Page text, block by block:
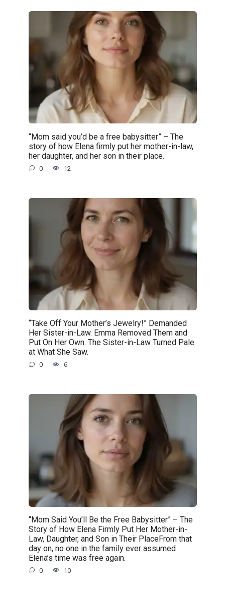
“Mom said you’d be a free babysitter” – The
story of how Elena firmly put her mother-in-law,
her daughter, and her son in their place.
0 12
“Take Off Your Mother’s Jewelry!” Demanded
Her Sister-in-Law. Emma Removed Them and
Put On Her Own. The Sister-in-Law Turned Pale
at What She Saw.
0 6
“Mom Said You’ll Be the Free Babysitter” – The
Story of How Elena Firmly Put Her Mother-in-
Law, Daughter, and Son in Their PlaceFrom that
day on, no one in the family ever assumed
Elena’s time was free again.
0 10